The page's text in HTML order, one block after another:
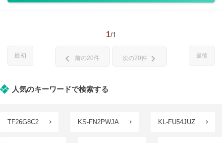
1/1
最初 最後
chevron_left 前の20件 次の20件 chevron_right
人気のキーワードで検索する
TF26G8C2 KS-FN2PWJA KL-FU54JUZ